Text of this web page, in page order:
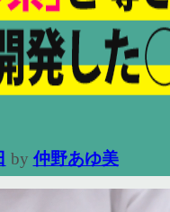
by 仲野あゆ美